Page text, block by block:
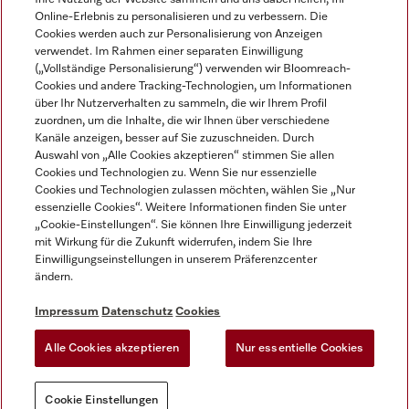
Impressum
AGB
Datenschutz
Nutzungsbedigungen
EU-Gesetzen über digitale Dienste
Miele auf Instagram
Miele auf Facebook
Miele auf Youtube
Online-Erlebnis zu personalisieren und zu verbessern. Die
Cookies werden auch zur Personalisierung von Anzeigen
verwendet. Im Rahmen einer separaten Einwilligung
(„Vollständige Personalisierung“) verwenden wir Bloomreach-
Cookies und andere Tracking-Technologien, um Informationen
über Ihr Nutzerverhalten zu sammeln, die wir Ihrem Profil
zuordnen, um die Inhalte, die wir Ihnen über verschiedene
Kanäle anzeigen, besser auf Sie zuzuschneiden. Durch
Auswahl von „Alle Cookies akzeptieren“ stimmen Sie allen
Cookies und Technologien zu. Wenn Sie nur essenzielle
Cookies und Technologien zulassen möchten, wählen Sie „Nur
essenzielle Cookies“. Weitere Informationen finden Sie unter
„Cookie-Einstellungen“. Sie können Ihre Einwilligung jederzeit
mit Wirkung für die Zukunft widerrufen, indem Sie Ihre
Einwilligungseinstellungen in unserem Präferenzcenter
ändern.
Impressum Datenschutz Cookies
Alle Cookies akzeptieren Nur essentielle Cookies
Cookie Einstellungen